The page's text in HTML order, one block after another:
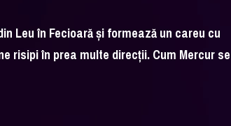
Leu în Fecioară și formează un careu cu
risipi în prea multe direcții. Cum Mercur se